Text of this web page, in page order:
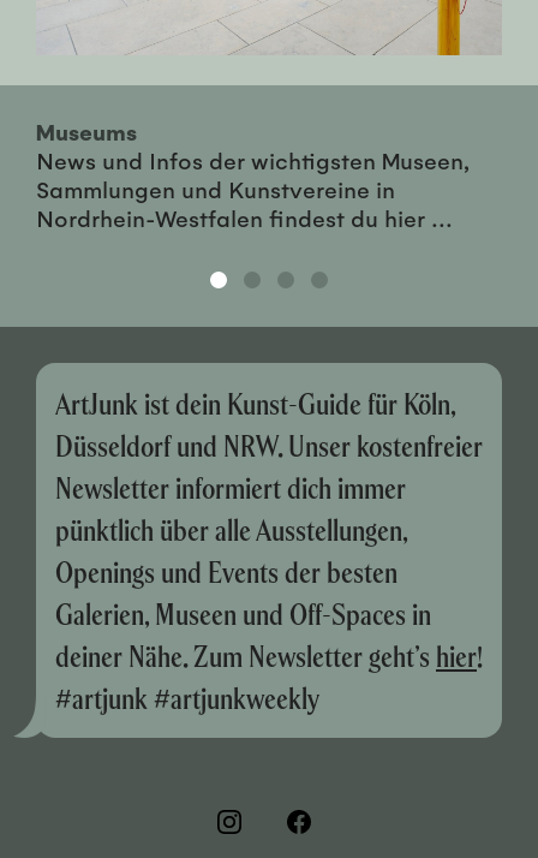
Museums
News und Infos der wichtigsten Museen,
Sammlungen und Kunstvereine in
Nordrhein-Westfalen findest du hier ...
ArtJunk ist dein Kunst-Guide für Köln,
Düsseldorf und NRW. Unser kostenfreier
Newsletter informiert dich immer
pünktlich über alle Ausstellungen,
Openings und Events der besten
Galerien, Museen und Off-Spaces in
deiner Nähe. Zum Newsletter geht’s hier!
#artjunk #artjunkweekly